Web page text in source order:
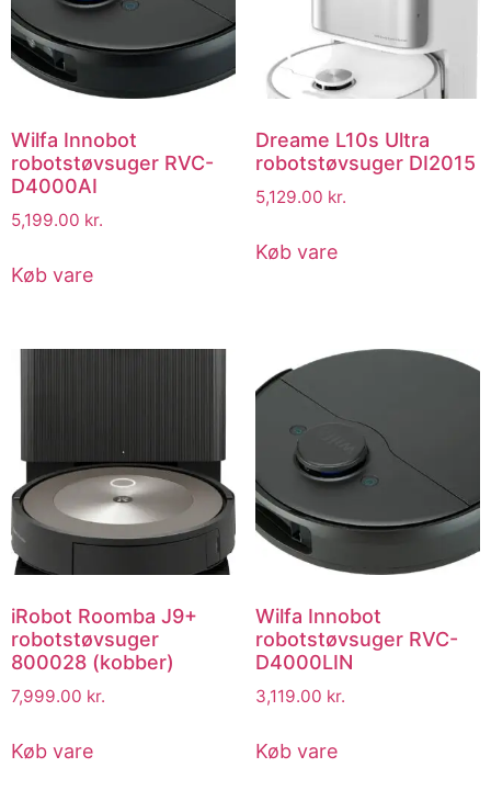
Wilfa Innobot
robotstøvsuger RVC-
D4000AI
5,199.00 kr.
Køb vare
Dreame L10s Ultra
robotstøvsuger DI2015
5,129.00 kr.
Køb vare
iRobot Roomba J9+
robotstøvsuger
800028 (kobber)
7,999.00 kr.
Køb vare
Wilfa Innobot
robotstøvsuger RVC-
D4000LIN
3,119.00 kr.
Køb vare